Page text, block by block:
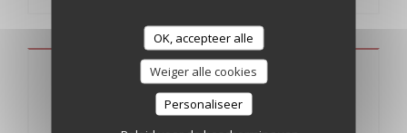
OK, accepteer alle
Weiger alle cookies
Personaliseer
Carte des vins